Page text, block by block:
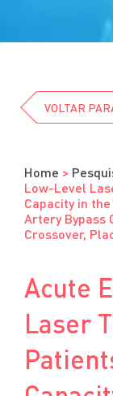
VOLTAR
Home >
Low-Level
Capacity in
Artery Bypass
Crossover,
Acute
Laser